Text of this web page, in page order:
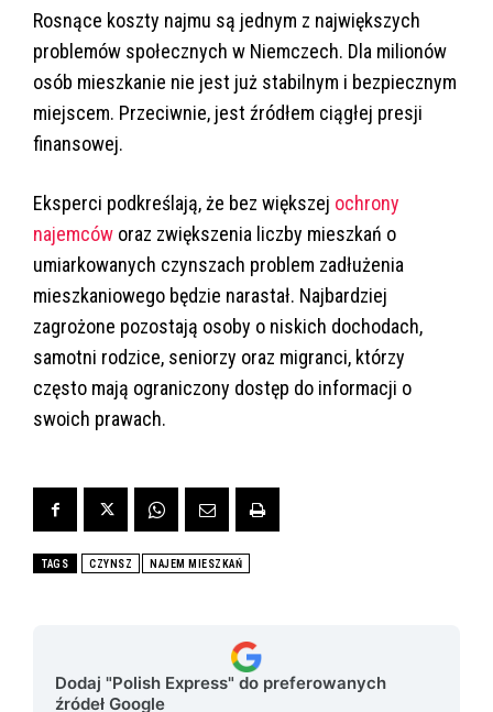
Rosnące koszty najmu są jednym z największych
problemów społecznych w Niemczech. Dla milionów
osób mieszkanie nie jest już stabilnym i bezpiecznym
miejscem. Przeciwnie, jest źródłem ciągłej presji
finansowej.
Eksperci podkreślają, że bez większej ochrony
najemców oraz zwiększenia liczby mieszkań o
umiarkowanych czynszach problem zadłużenia
mieszkaniowego będzie narastał. Najbardziej
zagrożone pozostają osoby o niskich dochodach,
samotni rodzice, seniorzy oraz migranci, którzy
często mają ograniczony dostęp do informacji o
swoich prawach.
TAGS CZYNSZ NAJEM MIESZKAŃ
Dodaj "Polish Express" do preferowanych
źródeł Google